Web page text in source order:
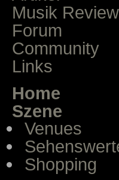
Musik
Forum
Community
Links
Home
Szene
Venues
Shopping